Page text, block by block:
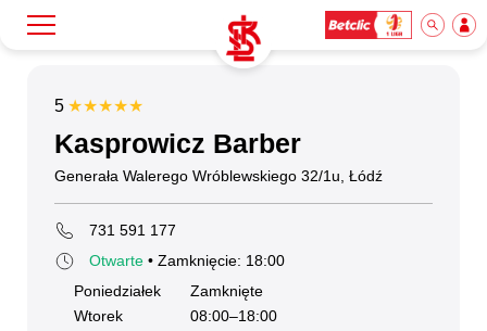
Przyjaciel ŁKS
Klub
Mecze
5 ★★★★★
★★★★★
Kasprowicz Barber
Generała Walerego Wróblewskiego 32/1u, Łódź
731 591 177
Otwarte • Zamknięcie: 18:00
Poniedziałek
Zamknięte
Wtorek
08:00–18:00